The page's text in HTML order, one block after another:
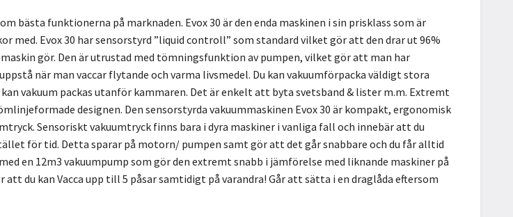
bästa funktionerna på marknaden. Evox 30 är den enda maskinen i sin prisklass som är
med. Evox 30 har sensorstyrd ”liquid controll” som standard vilket gör att den drar ut 96%
gör. Den är utrustad med tömningsfunktion av pumpen, vilket gör att man har
när man vaccar flytande och varma livsmedel. Du kan vakuumförpacka väldigt stora
vakuum packas utanför kammaren. Det är enkelt att byta svetsband & lister m.m. Extremt
designen. Den sensorstyrda vakuummaskinen Evox 30 är kompakt, ergonomisk
Sensoriskt vakuumtryck finns bara i dyra maskiner i vanliga fall och innebär att du
för tid. Detta sparar på motorn/ pumpen samt gör att det går snabbare och du får alltid
en 12m3 vakuumpump som gör den extremt snabb i jämförelse med liknande maskiner på
du kan Vacca upp till 5 påsar samtidigt på varandra! Går att sätta i en draglåda eftersom